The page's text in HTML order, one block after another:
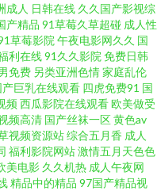
女上床操网站 亚洲淫色网站 91
欧美美脚 午夜性色福利影院 91
影院 午夜福利A片 91无毒精选
最新地址91 成人免费观看大全
花网页 超碰97人人超 黄色小视
成人 日韩在线 久久国产影视综
产精品 91草莓久草超碰 成人性
草莓影院 午夜电影网久久 国
利在线91久久影院 免费日韩
免费 另类亚洲色情家庭乱伦
产巨乳在线观看 四虎免费91 国
频西瓜影院在线观看欧美做受
频高清 国产丝袜一区黄色av
视频资源站综合五月香 成人
福利影院网站激情五月天色色
美电影 久久机热 成人午夜网
精品中的精品 97国产精品视